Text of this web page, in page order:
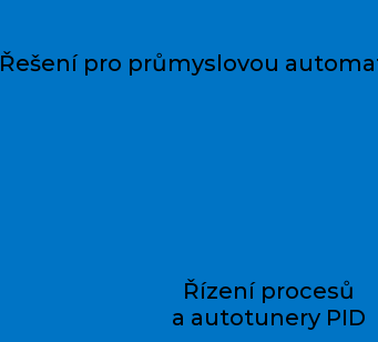
Řešení pro průmyslovou
Řízení procesů
a autotunery PID